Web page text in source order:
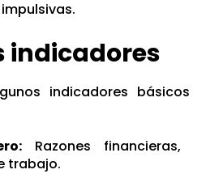
indicadores
indicadores básicos
Razones financieras,
trabajo.